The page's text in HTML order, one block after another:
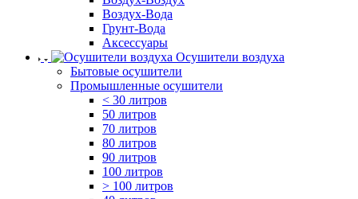
Воздух-Вода
Грунт-Вода
Аксессуары
Осушители воздуха
Бытовые осушители
Промышленные осушители
< 30 литров
50 литров
70 литров
80 литров
90 литров
100 литров
> 100 литров